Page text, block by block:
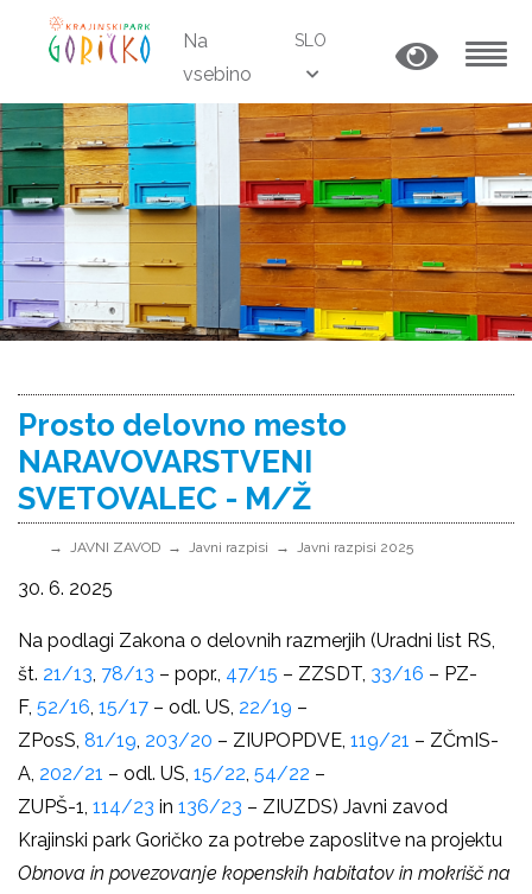
Na
vsebino
SLO
Prosto delovno mesto
NARAVOVARSTVENI
SVETOVALEC - M/Ž
JAVNI ZAVOD Javni razpisi Javni razpisi 2025
30. 6. 2025
Na podlagi Zakona o delovnih razmerjih (Uradni list RS,
št. 21/13, 78/13 – popr., 47/15 – ZZSDT, 33/16 – PZ-
F, 52/16, 15/17 – odl. US, 22/19 –
ZPosS, 81/19, 203/20 – ZIUPOPDVE, 119/21 – ZČmIS-
A, 202/21 – odl. US, 15/22, 54/22 –
ZUPŠ-1, 114/23 in 136/23 – ZIUZDS) Javni zavod
Krajinski park Goričko za potrebe zaposlitve na projektu
Obnova in povezovanje kopenskih habitatov in mokrišč na